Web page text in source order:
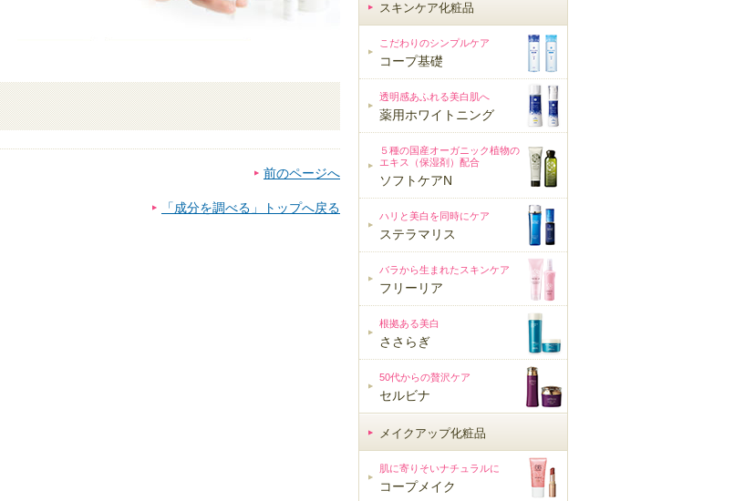
前のページへ
「成分を調べる」トップへ戻る
スキンケア化粧品
スキンケア化粧品
こだわりのシンプルケア
コープ基礎
透明感あふれる美白肌へ
薬用ホワイトニング
５種の国産オーガニック植物の
エキス（保湿剤）配合
ソフトケアN
ハリと美白を同時にケア
ステラマリス
バラから生まれたスキンケア
フリーリア
根拠ある美白
ささらぎ
50代からの贅沢ケア
セルビナ
メイクアップ化粧品
メイクアップ化粧品
肌に寄りそいナチュラルに
コープメイク